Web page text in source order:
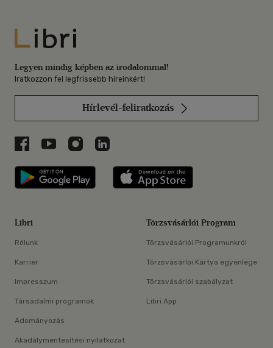
Libri
Legyen mindig képben az irodalommal!
Iratkozzon fel legfrissebb híreinkért!
Hírlevél-feliratkozás
Libri a Facebookon
Libri a Youtube-on
Libri az Instagramon
Libri a LinkedInen
Libri applikáció Szerezd meg: Google
Libri
Rólunk
Karrier
Impresszum
Társadalmi programok
Adományozás
Akadálymentesítési nyilatkozat
Törzsvásárlói Program
Törzsvásárlói Programunkról
Törzsvásárlói Kártya egyenlege
Törzsvásárlói szabályzat
Libri App